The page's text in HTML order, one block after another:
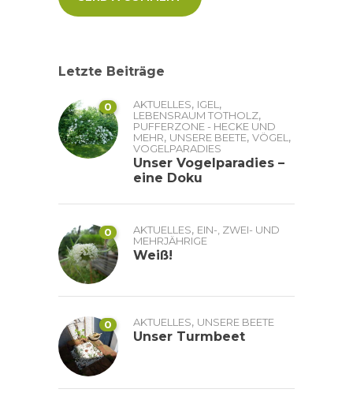
Letzte Beiträge
0 AKTUELLES, IGEL ,
LEBENSRAUM TOTHOLZ,
PUFFERZONE - HECKE UND
MEHR, UNSERE BEETE, VÖGEL ,
VOGELPARADIES
Unser Vogelparadies –
eine Doku
0 AKTUELLES, EIN-, ZWEI- UND
MEHRJÄHRIGE
Weiß!
0 AKTUELLES, UNSERE BEETE
Unser Turmbeet